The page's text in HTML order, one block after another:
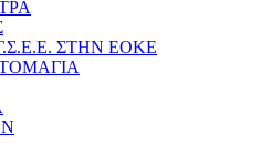
ΣΤΗΝ ΕΟΚΕ